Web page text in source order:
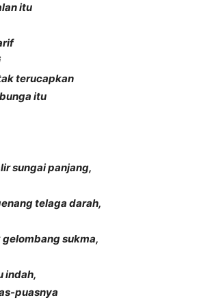
itu
terucapkan
itu
sungai panjang,
telaga darah,
sukma,
indah,
puasnya